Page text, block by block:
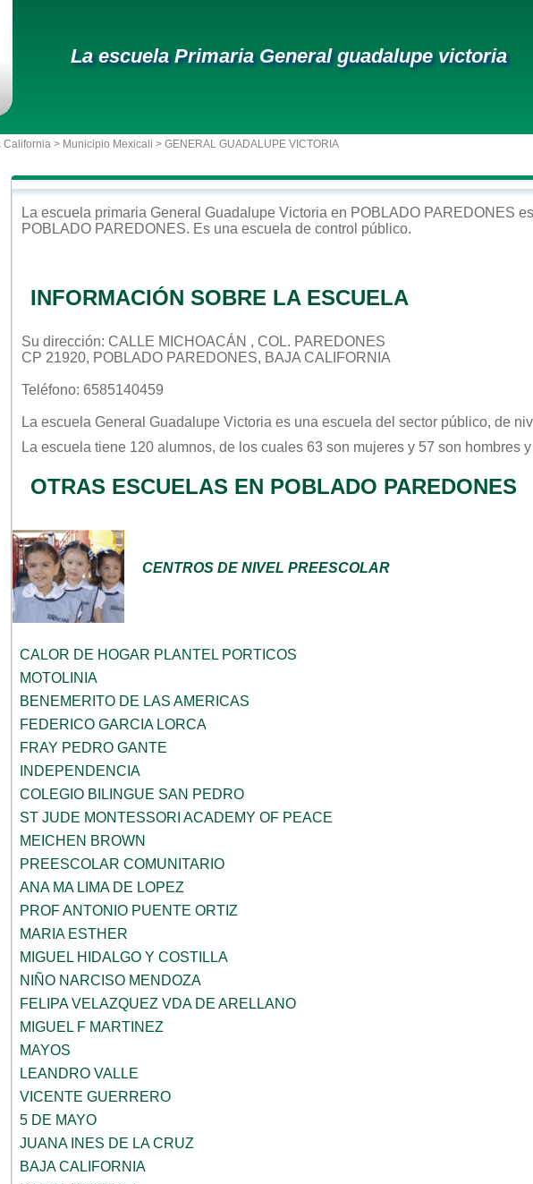
La escuela Primaria General guadalupe victoria
California > Municipio Mexicali > GENERAL GUADALUPE VICTORIA
La escuela primaria General Guadalupe Victoria en POBLADO PAREDONES
POBLADO PAREDONES. Es una escuela de control público.
INFORMACIÓN SOBRE LA ESCUELA
Su dirección: CALLE MICHOACÁN , COL. PAREDONES
CP 21920, POBLADO PAREDONES, BAJA CALIFORNIA
Teléfono: 6585140459
La escuela General Guadalupe Victoria es una escuela del sector público, de
La escuela tiene 120 alumnos, de los cuales 63 son mujeres y 57 son hombres
OTRAS ESCUELAS EN POBLADO PAREDONES
CENTROS DE NIVEL PREESCOLAR
CALOR DE HOGAR PLANTEL PORTICOS
MOTOLINIA
BENEMERITO DE LAS AMERICAS
FEDERICO GARCIA LORCA
FRAY PEDRO GANTE
INDEPENDENCIA
COLEGIO BILINGUE SAN PEDRO
ST JUDE MONTESSORI ACADEMY OF PEACE
MEICHEN BROWN
PREESCOLAR COMUNITARIO
ANA MA LIMA DE LOPEZ
PROF ANTONIO PUENTE ORTIZ
MARIA ESTHER
MIGUEL HIDALGO Y COSTILLA
NIÑO NARCISO MENDOZA
FELIPA VELAZQUEZ VDA DE ARELLANO
MIGUEL F MARTINEZ
MAYOS
LEANDRO VALLE
VICENTE GUERRERO
5 DE MAYO
JUANA INES DE LA CRUZ
BAJA CALIFORNIA